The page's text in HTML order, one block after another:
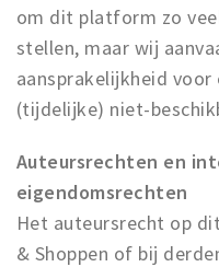
om dit platform zo
stellen, maar wij
aansprakelijkheid voor
(tijdelijke) niet-
Auteursrechten en
eigendomsrechten
Het auteursrecht op
& Shoppen of bij